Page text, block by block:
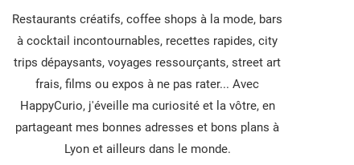
Restaurants créatifs, coffee shops à la mode, bars
à cocktail incontournables, recettes rapides, city
trips dépaysants, voyages ressourçants, street art
frais, films ou expos à ne pas rater... Avec
HappyCurio, j'éveille ma curiosité et la vôtre, en
partageant mes bonnes adresses et bons plans à
Lyon et ailleurs dans le monde.